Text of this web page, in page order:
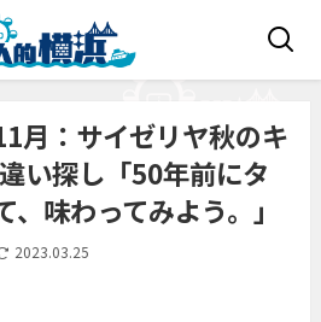
月：サイゼリヤ秋のキ
い探し「50年前にタ
味わってみよう。」
2023.03.25